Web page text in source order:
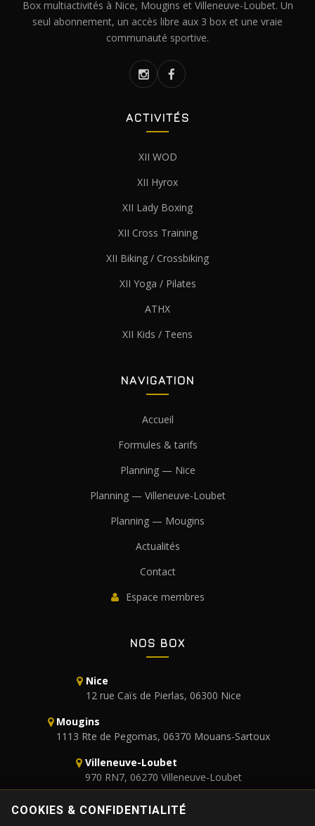
Box multiactivités à Nice, Mougins et Villeneuve-Loubet. Un
seul abonnement, un accès libre aux 3 box et une vraie
communauté sportive.
ACTIVITÉS
XII WOD
XII Hyrox
XII Lady Boxing
XII Cross Training
XII Biking / Crossbiking
XII Yoga / Pilates
ATHX
XII Kids / Teens
NAVIGATION
Accueil
Formules & tarifs
Planning — Nice
Planning — Villeneuve-Loubet
Planning — Mougins
Actualités
Contact
Espace membres
NOS BOX
Nice
12 rue Caïs de Pierlas, 06300 Nice
Mougins
1113 Rte de Pegomas, 06370 Mouans-Sartoux
Villeneuve-Loubet
970 RN7, 06270 Villeneuve-Loubet
+33 6 52 96 36 68
COOKIES & CONFIDENTIALITÉ